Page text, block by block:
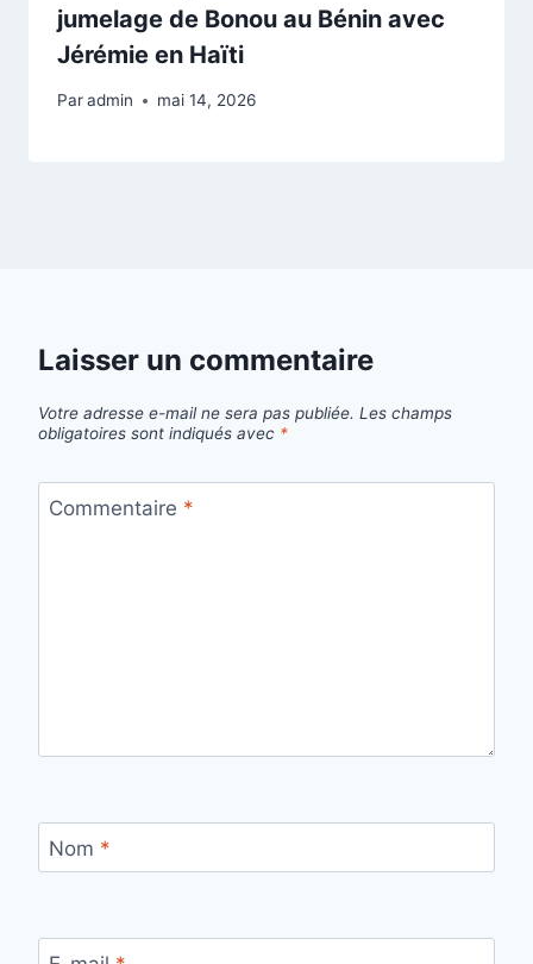
jumelage de Bonou au Bénin avec
Jérémie en Haïti
Paradmin mai 14, 2026
Laisser un commentaire
Votre adresse e-mail ne sera pas publiée. Les champs
obligatoires sont indiqués avec *
Commentaire *
Nom *